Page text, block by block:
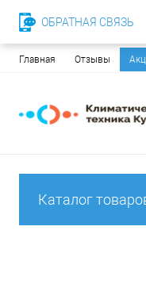
Главная Отзывы
Каталог
ОБРАТНАЯ СВЯЗЬ